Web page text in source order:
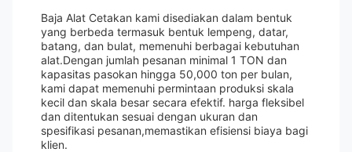
Baja Alat Cetakan kami disediakan dalam bentuk
yang berbeda termasuk bentuk lempeng, datar,
batang, dan bulat, memenuhi berbagai kebutuhan
alat.Dengan jumlah pesanan minimal 1 TON dan
kapasitas pasokan hingga 50,000 ton per bulan,
kami dapat memenuhi permintaan produksi skala
kecil dan skala besar secara efektif. harga fleksibel
dan ditentukan sesuai dengan ukuran dan
spesifikasi pesanan,memastikan efisiensi biaya bagi
klien.